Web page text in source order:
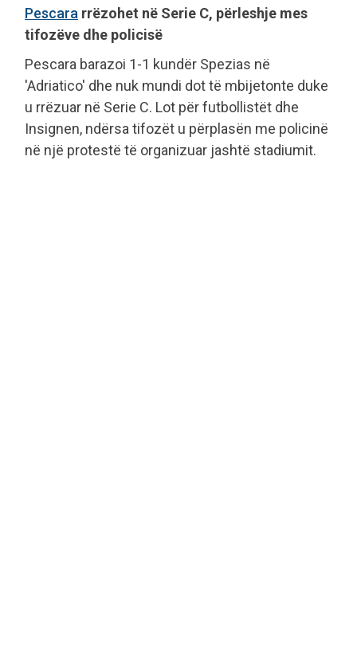
Pescara rrëzohet në Serie C, përleshje mes
tifozëve dhe policisë
Pescara barazoi 1-1 kundër Spezias në
'Adriatico' dhe nuk mundi dot të mbijetonte duke
u rrëzuar në Serie C. Lot për futbollistët dhe
Insignen, ndërsa tifozët u përplasën me policinë
në një protestë të organizuar jashtë stadiumit.